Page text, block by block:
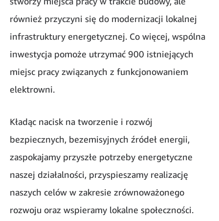
również przyczyni się do modernizacji lokalnej
infrastruktury energetycznej. Co więcej, wspólna
inwestycja pomoże utrzymać 900 istniejących
miejsc pracy związanych z funkcjonowaniem
elektrowni.
Kładąc nacisk na tworzenie i rozwój
bezpiecznych, bezemisyjnych źródeł energii,
zaspokajamy przyszłe potrzeby energetyczne
naszej działalności, przyspieszamy realizację
naszych celów w zakresie zrównoważonego
rozwoju oraz wspieramy lokalne społeczności.